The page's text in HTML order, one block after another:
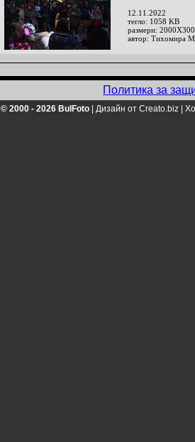
12.11.2022
тегло: 1058 KB
размери:
автор: Тихомира
Политика за
© 2000 - 2026 BulFoto Дизайн от Creato.biz